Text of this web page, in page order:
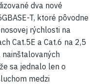
dva nové
T, ktoré pôvodne
rýchlosti na
Cat.5E a Cat.6 na 2,5
nainštalovaných
sa jednalo len o
medzi